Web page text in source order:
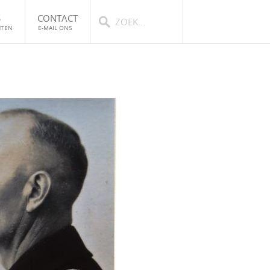
CONTACT
E-MAIL ONS